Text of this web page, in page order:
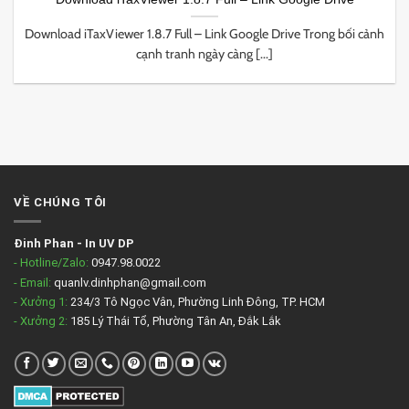
Download iTaxViewer 1.8.7 Full – Link Google Drive Trong bối cảnh
cạnh tranh ngày càng [...]
VỀ CHÚNG TÔI
Đinh Phan - In UV DP
- Hotline/Zalo: 0947.98.0022
- Email: quanlv.dinhphan@gmail.com
- Xưởng 1: 234/3 Tô Ngọc Vân, Phường Linh Đông, TP. HCM
- Xưởng 2: 185 Lý Thái Tổ, Phường Tân An, Đắk Lắk